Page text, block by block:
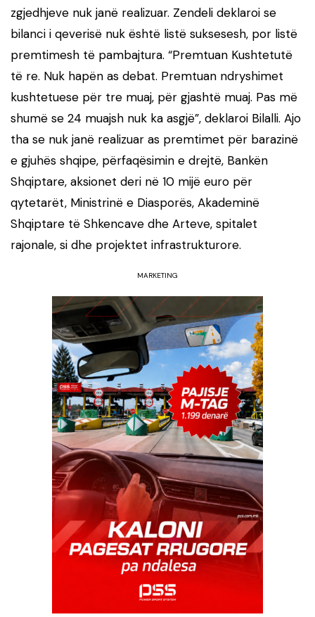
zgjedhjeve nuk janë realizuar. Zendeli deklaroi se
bilanci i qeverisë nuk është listë suksesesh, por listë
premtimesh të pambajtura. “Premtuan Kushtetutë
të re. Nuk hapën as debat. Premtuan ndryshimet
kushtetuese për tre muaj, për gjashtë muaj. Pas më
shumë se 24 muajsh nuk ka asgjë”, deklaroi Bilalli. Ajo
tha se nuk janë realizuar as premtimet për barazinë
e gjuhës shqipe, përfaqësimin e drejtë, Bankën
Shqiptare, aksionet deri në 10 mijë euro për
qytetarët, Ministrinë e Diasporës, Akademinë
Shqiptare të Shkencave dhe Arteve, spitalet
rajonale, si dhe projektet infrastrukturore.
MARKETING